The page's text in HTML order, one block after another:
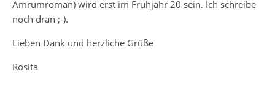
Amrumroman) wird erst im Frühjahr 20 sein. Ich schreibe
noch dran ;-).
Lieben Dank und herzliche Grüße
Rosita